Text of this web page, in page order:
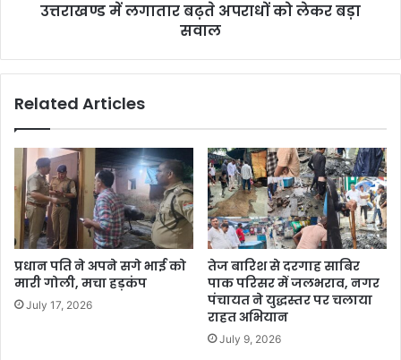
उत्तराखण्ड में लगातार बढ़ते अपराधों को लेकर बड़ा
सवाल
Related Articles
प्रधान पति ने अपने सगे भाई को
मारी गोली, मचा हड़कंप
July 17, 2026
तेज बारिश से दरगाह साबिर
पाक परिसर में जलभराव, नगर
पंचायत ने युद्धस्तर पर चलाया
राहत अभियान
July 9, 2026